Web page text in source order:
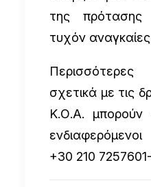
της
τυχόν αναγκαίες
σχετικά με τις
Κ.Ο.Α. μπορούν
+30 210